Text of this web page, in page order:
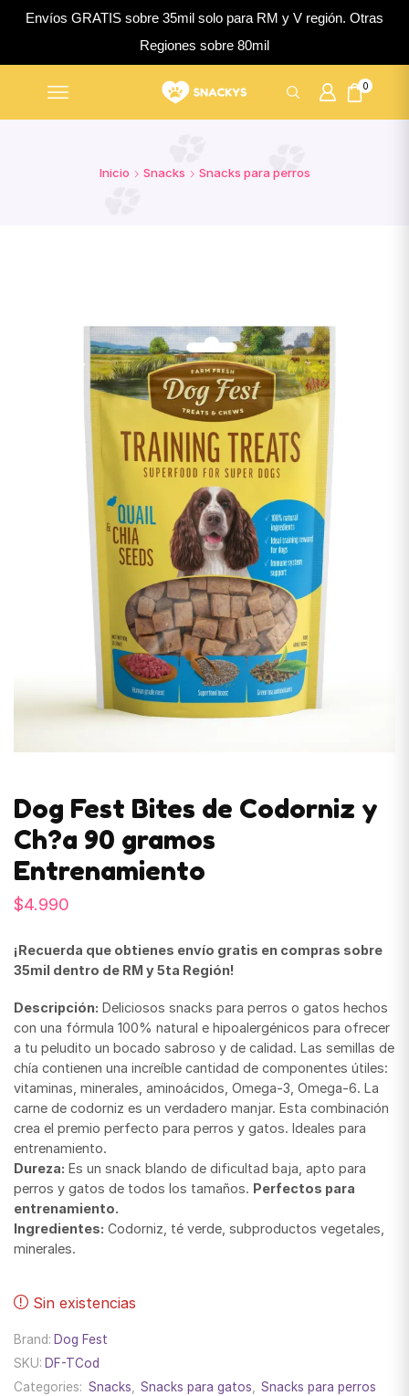
Envíos GRATIS sobre 35mil solo para RM y V región. Otras
Regiones sobre 80mil
0
Inicio Snacks Snacks para perros
Dog Fest Bites de Codorniz y
Ch?a 90 gramos
Entrenamiento
$4.990
¡Recuerda que obtienes envío gratis en compras sobre
35mil dentro de RM y 5ta Región!
Descripción: Deliciosos snacks para perros o gatos hechos
con una fórmula 100% natural e hipoalergénicos para ofrecer
a tu peludito un bocado sabroso y de calidad. Las semillas de
chía contienen una increíble cantidad de componentes útiles:
vitaminas, minerales, aminoácidos, Omega-3, Omega-6. La
carne de codorniz es un verdadero manjar. Esta combinación
crea el premio perfecto para perros y gatos. Ideales para
entrenamiento.
Dureza: Es un snack blando de dificultad baja, apto para
perros y gatos de todos los tamaños. Perfectos para
entrenamiento.
Ingredientes: Codorniz, té verde, subproductos vegetales,
minerales.
Sin existencias
Brand: Dog Fest
SKU: DF-TCod
Categories: Snacks, Snacks para gatos, Snacks para perros